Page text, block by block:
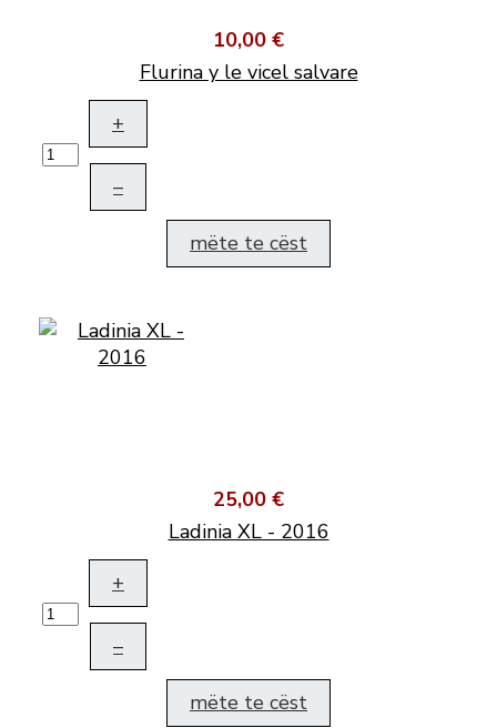
10,00 €
Flurina y le vicel salvare
+
–
mëte te cëst
25,00 €
Ladinia XL - 2016
+
–
mëte te cëst